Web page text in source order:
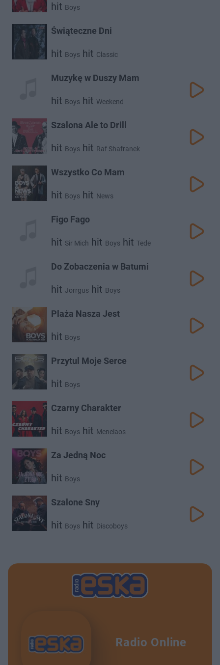
hit Boys
Świąteczne Dni
hit Boys hit Classic
Muzykę w Duszy Mam
hit Boys hit Weekend
Szalona Ale to Drill
hit Boys hit Raf Shafranek
Wszystko Co Mam
hit Boys hit News
Figo Fago
hit Sir Mich hit Boys hit Tede
Do Zobaczenia w Batumi
hit Jorrgus hit Boys
Plaża Nasza Jest
hit Boys
Przytul Moje Serce
hit Boys
Czarny Charakter
hit Boys hit Menelaos
Za Jedną Noc
hit Boys
Szalone Sny
hit Boys hit Discoboys
Radio Online